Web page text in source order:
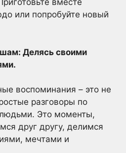
вместе
или попробуйте новый
Делясь своими
воспоминания – это не
разговоры по
Это моменты,
друг другу, делимся
мечтами и